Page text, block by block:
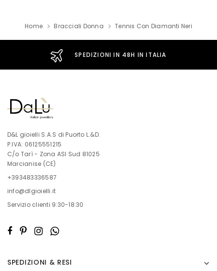
Home Bracciali Donna Tennis Con Diamanti Neri
SPEDIZIONI IN 48H IN ITALIA
D&L gioielli S.A.S di Puorto L.&D.
P.IVA: 06125551215
C/o Tarì - Zona ASI Sud 81025
Marcianise (CE)
+393483336587
info@dlgioielli.it
Servizio clienti 9:30-18:30
SPEDIZIONI & RESI